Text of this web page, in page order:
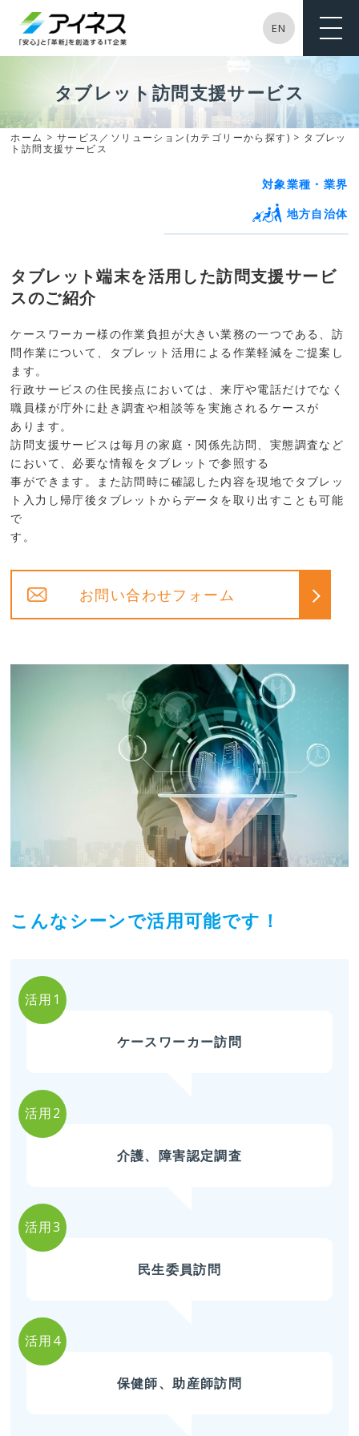
EN
ホーム > サービス／ソリューション(カテゴリーから探す) > タブレッ
ト訪問支援サービス
タブレット訪問支援サービス
対象業種・業界
地⽅⾃治体
タブレット端末を活用した訪問支援サービ
スのご紹介
ケースワーカー様の作業負担が大きい業務の一つである、訪
問作業について、タブレット活用による作業軽減をご提案し
ます。
行政サービスの住民接点においては、来庁や電話だけでなく
職員様が庁外に赴き調査や相談等を実施されるケースが
あります。
訪問支援サービスは毎月の家庭・関係先訪問、実態調査など
において、必要な情報をタブレットで参照する
事ができます。また訪問時に確認した内容を現地でタブレッ
ト入力し帰庁後タブレットからデータを取り出すことも可能
で
す。
お問い合わせフォーム
こんなシーンで活用可能です！
活用1
ケースワーカー訪問
活用2
介護、障害認定調査
活用3
民生委員訪問
活用4
保健師、助産師訪問